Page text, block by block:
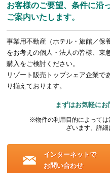
お客様のご要望、条件に沿
ご案内いたします。
事業用不動産（ホテル・旅館／保
をお考えの個人・法人の皆様、東
購入をご検討ください。
リゾート販売トップシェア企業で
り揃えております。
まずはお気軽にお
※物件の利用目的によって
ざいます。詳細
インターネットで
お問い合わせ
ホテルコンドミ
所有するリゾートから
事業用不動産サー
（ホテル・旅館／保養
海外事業（ハワイ
海外事業（フィリ